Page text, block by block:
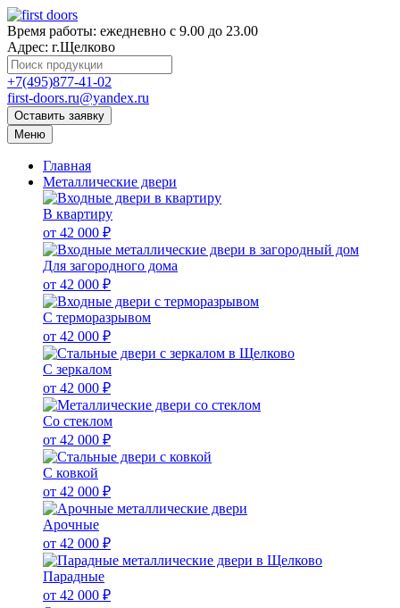
Время работы: ежедневно с 9.00 до 23.00
Адрес: г.Щелково
+7(495)877-41-02
first-doors.ru@yandex.ru
Оставить заявку
Меню
Главная
Металлические двери
В квартиру
от 42 000 ₽
Для загородного дома
от 42 000 ₽
С терморазрывом
от 42 000 ₽
С зеркалом
от 42 000 ₽
Со стеклом
от 42 000 ₽
С ковкой
от 42 000 ₽
Арочные
от 42 000 ₽
Парадные
от 42 000 ₽